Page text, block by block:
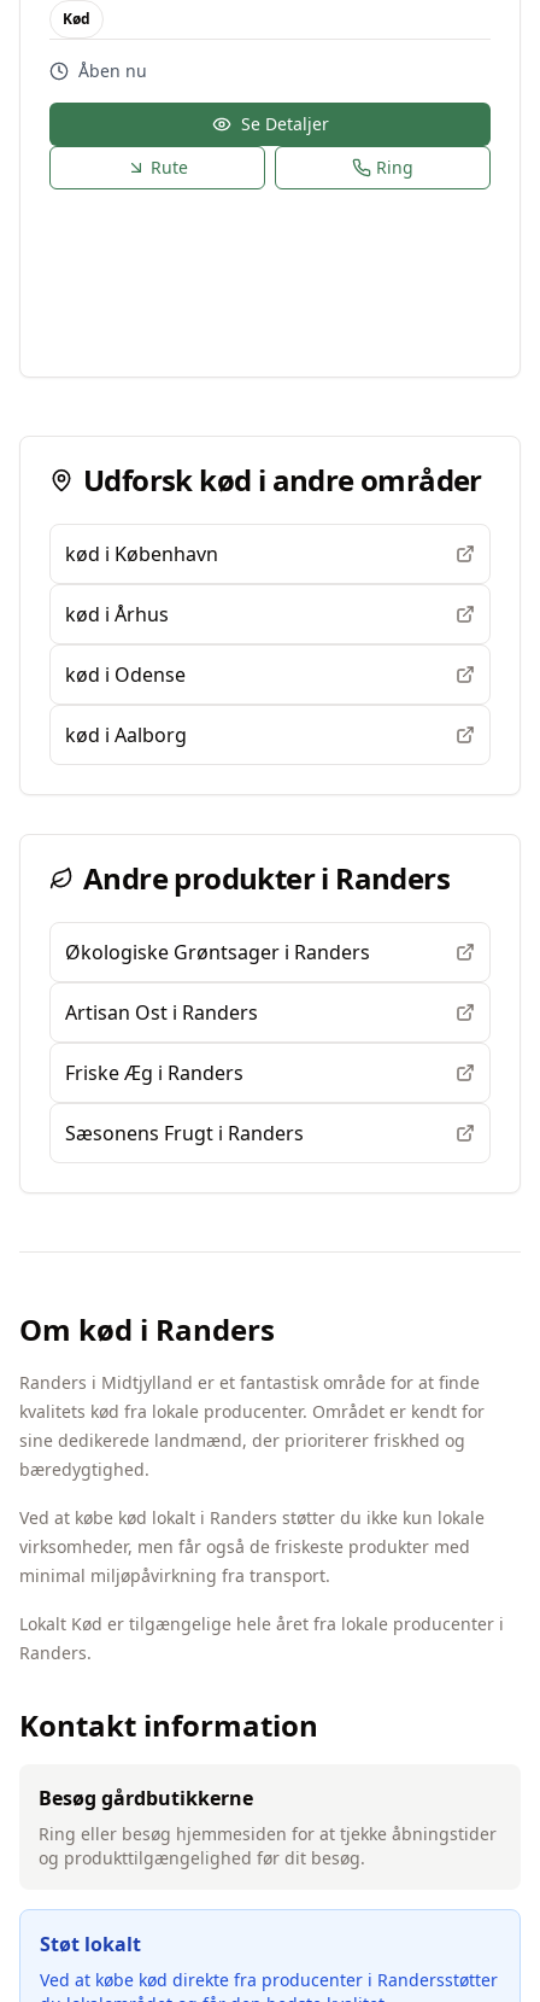
Kød
Åben nu
Se Detaljer
Rute
Ring
Udforskkød i andre områder
kød i København
kød i Århus
kød i Odense
kød i Aalborg
Andre produkter i Randers
Økologiske Grøntsager i Randers
Artisan Ost i Randers
Friske Æg i Randers
Sæsonens Frugt i Randers
Om kød i Randers
Randers i Midtjylland er et fantastisk område for at finde
kvalitets kød fra lokale producenter. Området er kendt for
sine dedikerede landmænd, der prioriterer friskhed og
bæredygtighed.
Ved at købe kød lokalt i Randers støtter du ikke kun lokale
virksomheder, men får også de friskeste produkter med
minimal miljøpåvirkning fra transport.
Lokalt Kød er tilgængelige hele året fra lokale producenter i
Randers.
Kontakt information
Besøg gårdbutikkerne
Ring eller besøg hjemmesiden for at tjekke åbningstider
og produkttilgængelighed før dit besøg.
Støt lokalt
Ved at købe kød direkte fra producenter i Randersstøtter